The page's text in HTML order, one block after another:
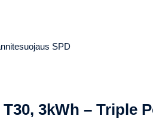
SPD
T30, 3kWh – Triple